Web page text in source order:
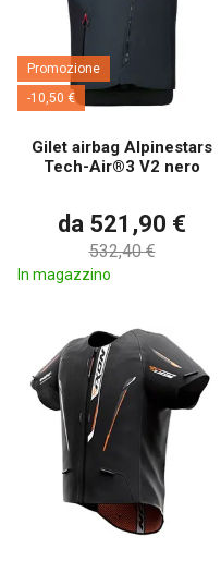
Promozione
-10,50 €
Gilet airbag Alpinestars
Tech-Air®3 V2 nero
da 521,90 €
532,40 €
In magazzino